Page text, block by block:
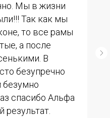
Мы в жизни
Так как мы
то все рамы
а после
В
безупречно
безумно
спасибо Альфа
результат.